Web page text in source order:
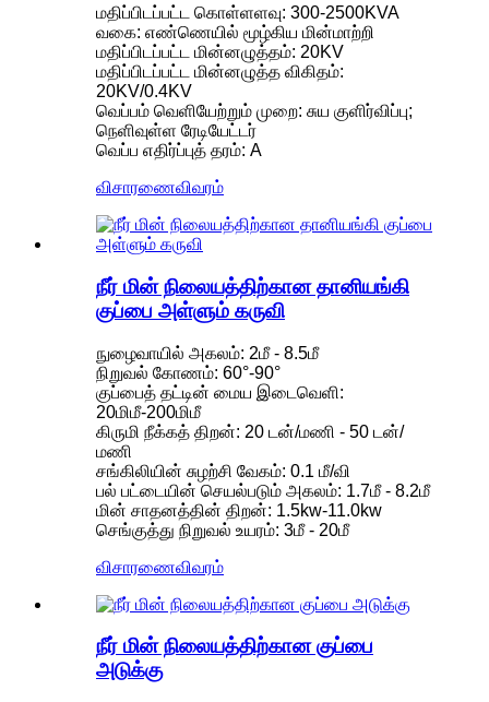
மதிப்பிடப்பட்ட கொள்ளளவு: 300-2500KVA
வகை: எண்ணெயில் மூழ்கிய மின்மாற்றி
மதிப்பிடப்பட்ட மின்னழுத்தம்: 20KV
மதிப்பிடப்பட்ட மின்னழுத்த விகிதம்:
20KV/0.4KV
வெப்பம் வெளியேற்றும் முறை: சுய குளிர்விப்பு;
நெளிவுள்ள ரேடியேட்டர்
வெப்ப எதிர்ப்புத் தரம்: A
விசாரணைவிவரம்
நீர் மின் நிலையத்திற்கான தானியங்கி
குப்பை அள்ளும் கருவி
நுழைவாயில் அகலம்: 2மீ - 8.5மீ
நிறுவல் கோணம்: 60°-90°
குப்பைத் தட்டின் மைய இடைவெளி:
20மிமீ-200மிமீ
கிருமி நீக்கத் திறன்: 20 டன்/மணி - 50 டன்/
மணி
சங்கிலியின் சுழற்சி வேகம்: 0.1 மீ/வி
பல் பட்டையின் செயல்படும் அகலம்: 1.7மீ - 8.2மீ
மின் சாதனத்தின் திறன்: 1.5kw-11.0kw
செங்குத்து நிறுவல் உயரம்: 3மீ - 20மீ
விசாரணைவிவரம்
நீர் மின் நிலையத்திற்கான குப்பை
அடுக்கு